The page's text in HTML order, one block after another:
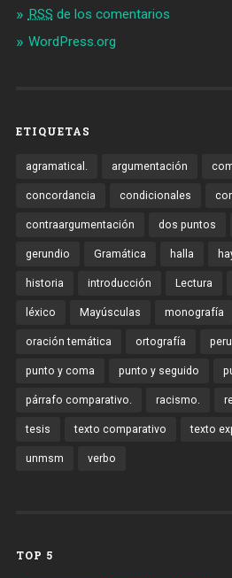
RSS de los comentarios
WordPress.org
ETIQUETAS
agramatical. argumentación
concordancia condicionales
contraargumentación dos puntos
gerundio Gramática halla
historia introducción Lectura
léxico Mayúsculas monografía
oración temática ortografía
punto y coma punto y seguido
párrafo comparativo. racismo.
tesis texto comparativo texto
unmsm verbo
TOP 5